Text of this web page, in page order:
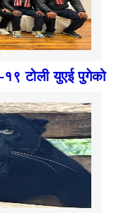
टोली युएई पुगेको